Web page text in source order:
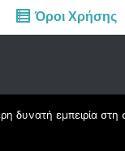
Όροι Χρήσης
εμπειρία στη